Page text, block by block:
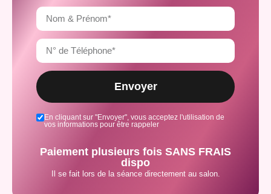
En cliquant sur "Envoyer", vous acceptez l'utilisation de
vos informations pour être rappeler
Envoyer
Paiement plusieurs fois SANS FRAIS
dispo
Il se fait lors de la séance directement au salon.